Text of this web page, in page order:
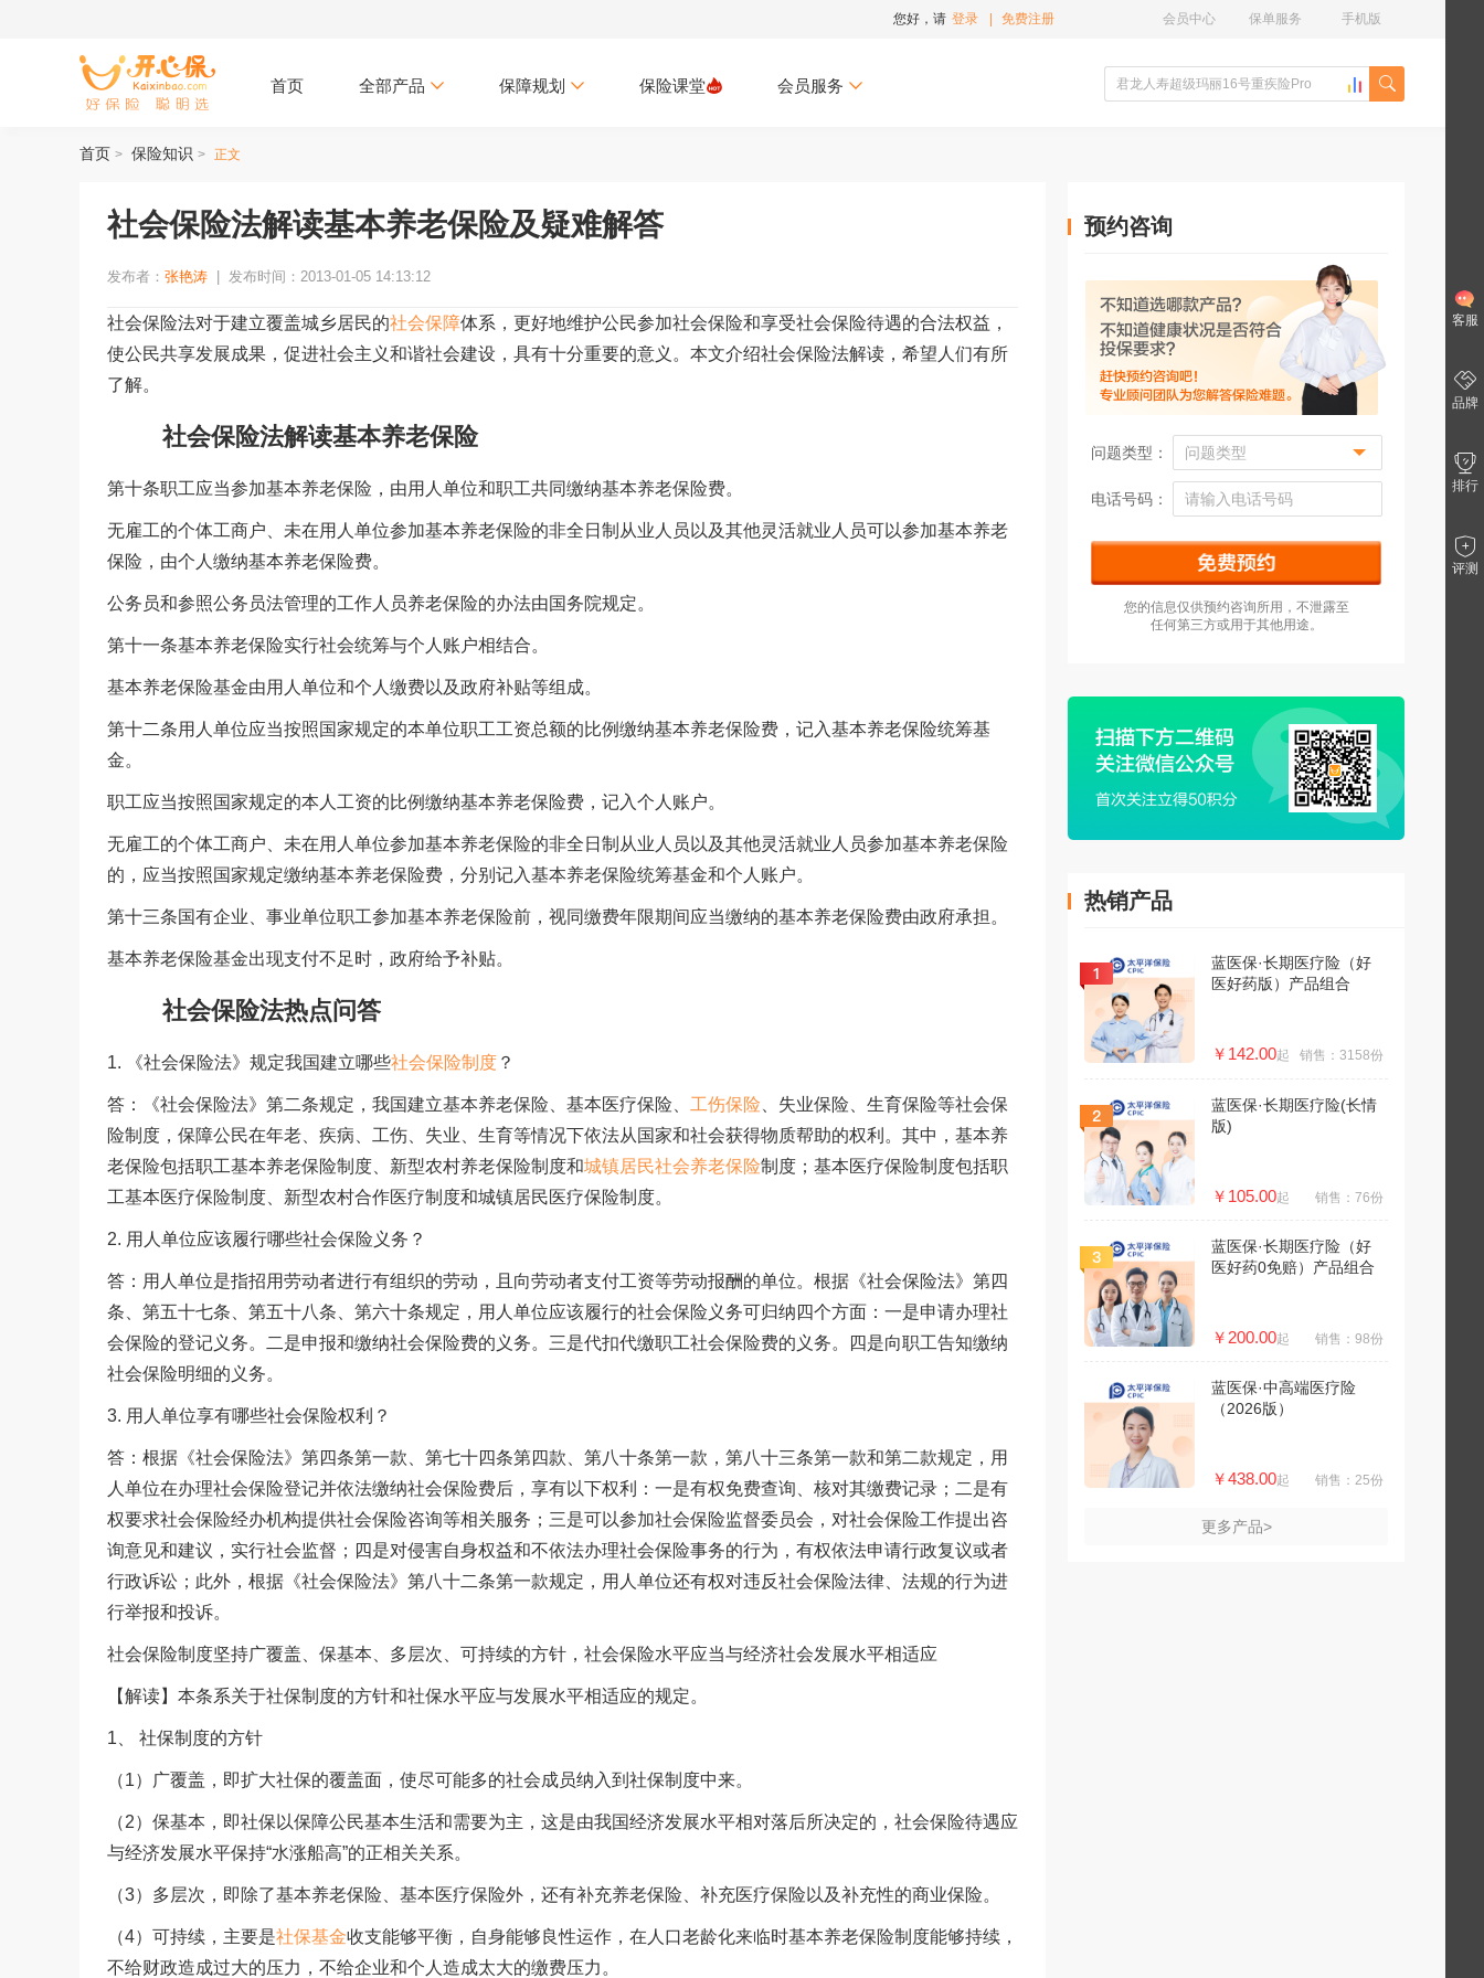
您好，请 登录 免费注册 手机版
保单服务
会员中心
首页 全部产品 保障规划 保险课堂 会员服务
首页 > 保险知识 > 正文
社会保险法解读基本养老保险及疑难解答
发布者： 张艳涛 发布时间：2013-01-05 14:13:12
社会保险法对于建立覆盖城乡居民的社会保障体系，更好地维护公民参加社会保险和享受社会保险待遇的合法权益，
使公民共享发展成果，促进社会主义和谐社会建设，具有十分重要的意义。本文介绍社会保险法解读，希望人们有所
了解。
社会保险法解读基本养老保险
第十条职工应当参加基本养老保险，由用人单位和职工共同缴纳基本养老保险费。
无雇工的个体工商户、未在用人单位参加基本养老保险的非全日制从业人员以及其他灵活就业人员可以参加基本养老
保险，由个人缴纳基本养老保险费。
公务员和参照公务员法管理的工作人员养老保险的办法由国务院规定。
第十一条基本养老保险实行社会统筹与个人账户相结合。
基本养老保险基金由用人单位和个人缴费以及政府补贴等组成。
第十二条用人单位应当按照国家规定的本单位职工工资总额的比例缴纳基本养老保险费，记入基本养老保险统筹基
金。
职工应当按照国家规定的本人工资的比例缴纳基本养老保险费，记入个人账户。
无雇工的个体工商户、未在用人单位参加基本养老保险的非全日制从业人员以及其他灵活就业人员参加基本养老保险
的，应当按照国家规定缴纳基本养老保险费，分别记入基本养老保险统筹基金和个人账户。
第十三条国有企业、事业单位职工参加基本养老保险前，视同缴费年限期间应当缴纳的基本养老保险费由政府承担。
基本养老保险基金出现支付不足时，政府给予补贴。
社会保险法热点问答
1. 《社会保险法》规定我国建立哪些社会保险制度 ？
答：《社会保险法》第二条规定，我国建立基本养老保险、基本医疗保险、 工伤保险 、失业保险、生育保险等社会保
险制度，保障公民在年老、疾病、工伤、失业、生育等情况下依法从国家和社会获得物质帮助的权利。其中，基本养
老保险包括职工基本养老保险制度、新型农村养老保险制度和城镇居民社会养老保险制度；基本医疗保险制度包括职
工基本医疗保险制度、新型农村合作医疗制度和城镇居民医疗保险制度。
2. 用人单位应该履行哪些社会保险义务？
答：用人单位是指招用劳动者进行有组织的劳动，且向劳动者支付工资等劳动报酬的单位。根据《社会保险法》第四
条、第五十七条、第五十八条、第六十条规定，用人单位应该履行的社会保险义务可归纳四个方面：一是申请办理社
会保险的登记义务。二是申报和缴纳社会保险费的义务。三是代扣代缴职工社会保险费的义务。四是向职工告知缴纳
社会保险明细的义务。
3. 用人单位享有哪些社会保险权利？
答：根据《社会保险法》第四条第一款、第七十四条第四款、第八十条第一款，第八十三条第一款和第二款规定，用
人单位在办理社会保险登记并依法缴纳社会保险费后，享有以下权利：一是有权免费查询、核对其缴费记录；二是有
权要求社会保险经办机构提供社会保险咨询等相关服务；三是可以参加社会保险监督委员会，对社会保险工作提出咨
询意见和建议，实行社会监督；四是对侵害自身权益和不依法办理社会保险事务的行为，有权依法申请行政复议或者
行政诉讼；此外，根据《社会保险法》第八十二条第一款规定，用人单位还有权对违反社会保险法律、法规的行为进
行举报和投诉。
社会保险制度坚持广覆盖、保基本、多层次、可持续的方针，社会保险水平应当与经济社会发展水平相适应
【解读】本条系关于社保制度的方针和社保水平应与发展水平相适应的规定。
1、 社保制度的方针
（1）广覆盖，即扩大社保的覆盖面，使尽可能多的社会成员纳入到社保制度中来。
（2）保基本，即社保以保障公民基本生活和需要为主，这是由我国经济发展水平相对落后所决定的，社会保险待遇应
与经济发展水平保持“水涨船高”的正相关关系。
（3）多层次，即除了基本养老保险、基本医疗保险外，还有补充养老保险、补充医疗保险以及补充性的商业保险。
（4）可持续，主要是社保基金收支能够平衡，自身能够良性运作，在人口老龄化来临时基本养老保险制度能够持续，
不给财政造成过大的压力，不给企业和个人造成太大的缴费压力。
预约咨询
问题类型：
电话号码：
您的信息仅供预约咨询所用，不泄露至
任何第三方或用于其他用途。
热销产品
蓝医保·长期医疗险（好
医好药版）产品组合
￥142.00起 销售：3158份
蓝医保·长期医疗险(长情
版)
￥105.00起 销售：76份
蓝医保·长期医疗险（好
医好药0免赔）产品组合
￥200.00起 销售：98份
蓝医保·中高端医疗险
（2026版）
￥438.00起 销售：25份
更多产品>
客服
品牌
排行
评测